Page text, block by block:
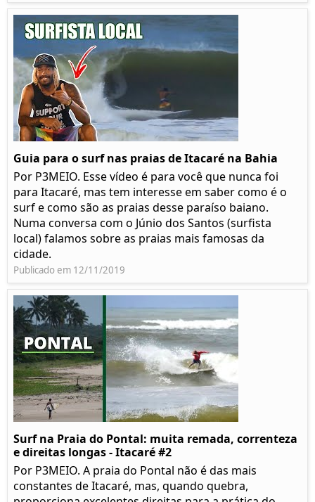
Guia para o surf nas praias de Itacaré na Bahia
Por P3MEIO. Esse vídeo é para você que nunca foi
para Itacaré, mas tem interesse em saber como é o
surf e como são as praias desse paraíso baiano.
Numa conversa com o Júnio dos Santos (surfista
local) falamos sobre as praias mais famosas da
cidade.
Publicado em 12/11/2019
Surf na Praia do Pontal: muita remada, correnteza
e direitas longas - Itacaré #2
Por P3MEIO. A praia do Pontal não é das mais
constantes de Itacaré, mas, quando quebra,